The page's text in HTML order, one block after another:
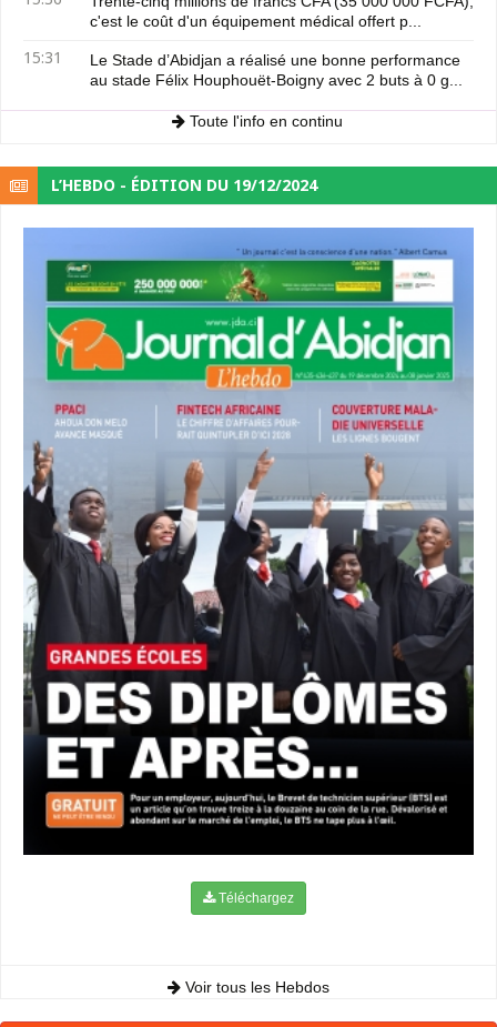
c'est le coût d'un équipement médical offert p...
15:31
Le Stade d’Abidjan a réalisé une bonne performance
au stade Félix Houphouët-Boigny avec 2 buts à 0 g...
Toute l'info en continu
L’HEBDO - ÉDITION DU 19/12/2024
Téléchargez
Voir tous les Hebdos